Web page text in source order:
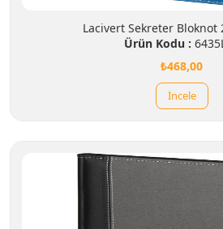
Lacivert Sekreter Bloknot
Ürün Kodu :
₺468,00
İncele